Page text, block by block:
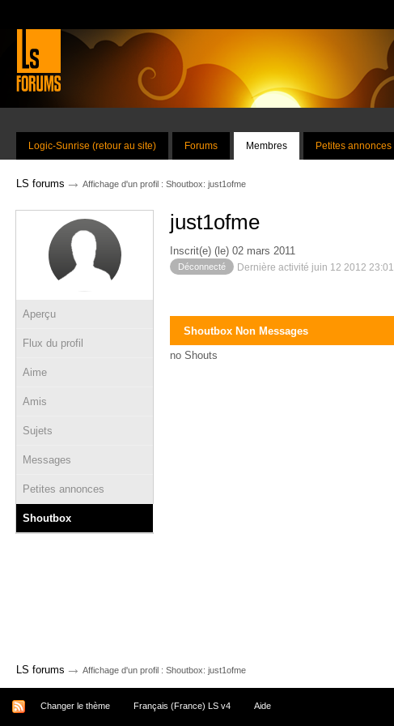
Logic-Sunrise (retour au site) Forums Membres Petites annonces
LS forums → Affichage d'un profil : Shoutbox: just1ofme
Aperçu
Flux du profil
Aime
Amis
Sujets
Messages
Petites annonces
Shoutbox
just1ofme
Inscrit(e) (le) 02 mars 2011
Déconnecté Dernière activité juin 12 2012 23:01
Shoutbox Non Messages
no Shouts
LS forums → Affichage d'un profil : Shoutbox: just1ofme
Changer le thème Français (France) LS v4 Aide